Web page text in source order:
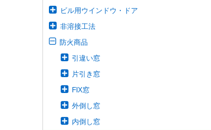
ビル用ウインドウ・ドア
非溶接工法
防火商品
引違い窓
片引き窓
FIX窓
外倒し窓
内倒し窓